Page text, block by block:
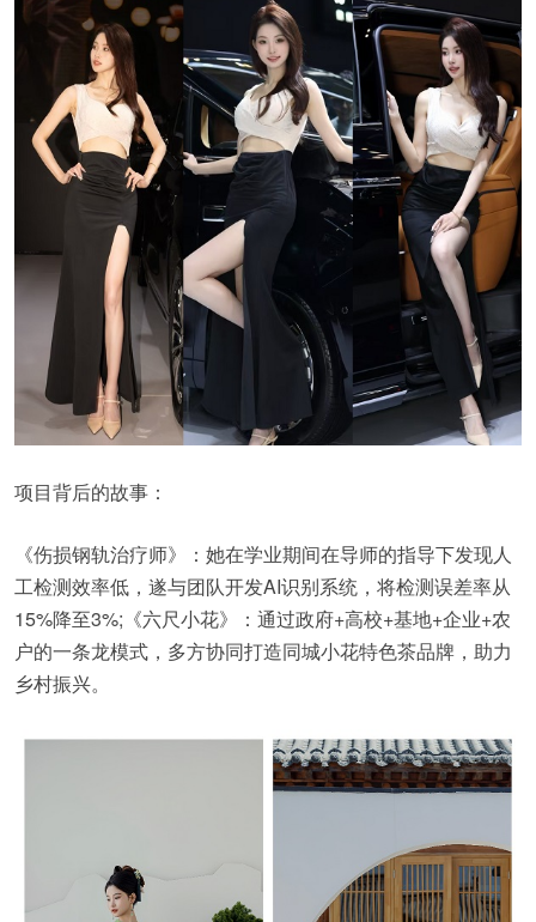
项目背后的故事：
《伤损钢轨治疗师》：她在学业期间在导师的指导下发现人
工检测效率低，遂与团队开发AI识别系统，将检测误差率从
15%降至3%;《六尺小花》：通过政府+高校+基地+企业+农
户的一条龙模式，多方协同打造同城小花特色茶品牌，助力
乡村振兴。